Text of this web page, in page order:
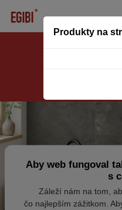
Produkty na
Aby web fungoval
s
Záleží nám na tom,
čo najlepším zážitkom.